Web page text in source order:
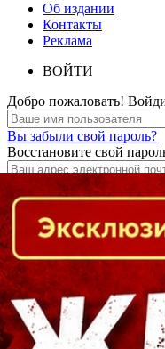
Об издании
Контакты
Реклама
ВОЙТИ
Добро пожаловать!
Вы забыли свой пароль?
Восстановите свой
Кто есть кто в